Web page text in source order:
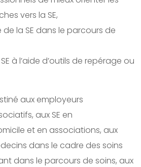
vers la SE,
la SE dans le parcours de
à l’aide d’outils de repérage ou
aux employeurs
aux SE en
et en associations, aux
dans le cadre des soins
dans le parcours de soins, aux